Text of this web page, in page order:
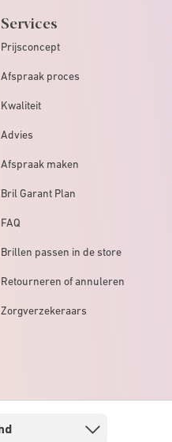
Services
Prijsconcept
Afspraak proces
Kwaliteit
Advies
Afspraak maken
Bril Garant Plan
FAQ
Brillen passen in de store
Retourneren of annuleren
Zorgverzekeraars